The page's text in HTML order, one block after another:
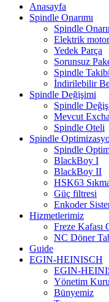
Anasayfa
Spindle Onarımı
Spindle
Elektrik
Yedek Parça
Sorunsuz
Spindle Takibi
İndirilebilir
Spindle Değişimi
Spindle
Mevcut
Spindle Oteli
Spindle
Spindle
BlackBoy I
BlackBoy II
HSK63
Güç filtresi
Enkoder
Hizmetlerimiz
Freze Kafası
NC Döner
Guide
EGIN-HEINISCH
EGIN-
Yönetim
Bünyemiz